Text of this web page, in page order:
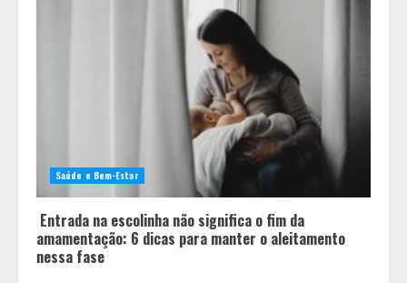
Os 10 comportamentos que mais
destroem um relacionamento e a
maioria dos casais nem percebe
Você sabia que o frio também afeta
os pneus? Veja cuidados
fundamentais antes de pegar a
estrada no inverno
Saúde e Bem-Estar
Entrada na escolinha não significa o fim da
amamentação: 6 dicas para manter o aleitamento
nessa fase